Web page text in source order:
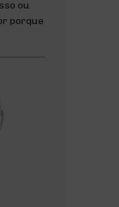
ou
porque